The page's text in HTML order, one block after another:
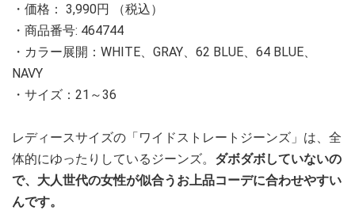
・価格： 3,990円 （税込）
・商品番号: 464744
・カラー展開：WHITE、GRAY、62 BLUE、64 BLUE、
NAVY
・サイズ：21～36
レディースサイズの「ワイドストレートジーンズ」は、全
体的にゆったりしているジーンズ。 ダボダボしていないの
で、大人世代の女性が似合うお上品コーデに合わせやすい
んです。